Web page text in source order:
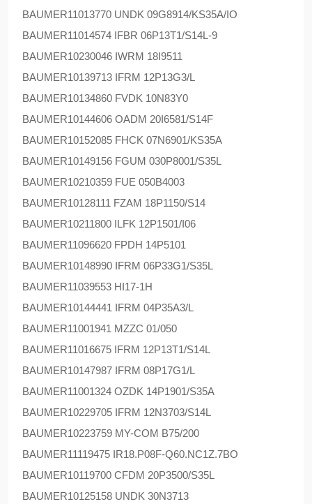
BAUMER11013770 UNDK 09G8914/KS35A/IO
BAUMER11014574 IFBR 06P13T1/S14L-9
BAUMER10230046 IWRM 18I9511
BAUMER10139713 IFRM 12P13G3/L
BAUMER10134860 FVDK 10N83Y0
BAUMER10144606 OADM 20I6581/S14F
BAUMER10152085 FHCK 07N6901/KS35A
BAUMER10149156 FGUM 030P8001/S35L
BAUMER10210359 FUE 050B4003
BAUMER10128111 FZAM 18P1150/S14
BAUMER10211800 ILFK 12P1501/I06
BAUMER11096620 FPDH 14P5101
BAUMER10148990 IFRM 06P33G1/S35L
BAUMER11039553 HI17-1H
BAUMER10144441 IFRM 04P35A3/L
BAUMER11001941 MZZC 01/050
BAUMER11016675 IFRM 12P13T1/S14L
BAUMER10147987 IFRM 08P17G1/L
BAUMER11001324 OZDK 14P1901/S35A
BAUMER10229705 IFRM 12N3703/S14L
BAUMER10223759 MY-COM B75/200
BAUMER11119475 IR18.P08F-Q60.NC1Z.7BO
BAUMER10119700 CFDM 20P3500/S35L
BAUMER10125158 UNDK 30N3713